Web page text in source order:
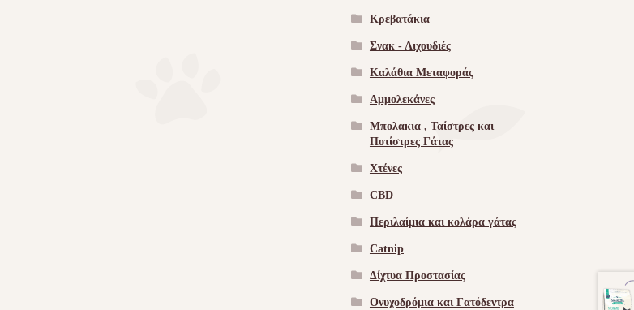
Κρεβατάκια
Σνακ - Λιχουδιές
Καλάθια Μεταφοράς
Αμμολεκάνες
Μπολακια , Ταίστρες και
Ποτίστρες Γάτας
Χτένες
CBD
Περιλαίμια και κολάρα γάτας
Catnip
Δίχτυα Προστασίας
Ονυχοδρόμια και Γατόδεντρα